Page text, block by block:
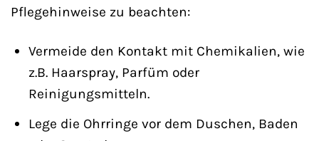
Pflegehinweise zu beachten:
Vermeide den Kontakt mit Chemikalien, wie
z.B. Haarspray, Parfüm oder
Reinigungsmitteln.
Lege die Ohrringe vor dem Duschen, Baden